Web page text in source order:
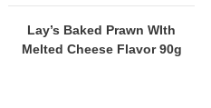
Lay’s Baked Prawn WIth
Melted Cheese Flavor 90g